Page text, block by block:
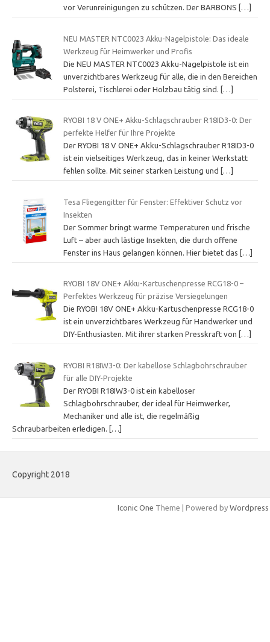
vor Verunreinigungen zu schützen. Der BARBONS
[…]
NEU MASTER NTC0023 Akku-Nagelpistole: Das ideale
Werkzeug für Heimwerker und Profis
Die NEU MASTER NTC0023 Akku-Nagelpistole ist ein
unverzichtbares Werkzeug für alle, die in den Bereichen
Polsterei, Tischlerei oder Holzbau tätig sind. […]
RYOBI 18 V ONE+ Akku-Schlagschrauber R18ID3-0: Der
perfekte Helfer für Ihre Projekte
Der RYOBI 18 V ONE+ Akku-Schlagschrauber R18ID3-0
ist ein vielseitiges Werkzeug, das in keiner Werkstatt
fehlen sollte. Mit seiner starken Leistung und
[…]
Tesa Fliegengitter für Fenster: Effektiver Schutz vor
Insekten
Der Sommer bringt warme Temperaturen und frische
Luft – aber auch lästige Insekten, die durch offene
Fenster ins Haus gelangen können. Hier bietet das […]
RYOBI 18V ONE+ Akku-Kartuschenpresse RCG18-0 –
Perfektes Werkzeug für präzise Versiegelungen
Die RYOBI 18V ONE+ Akku-Kartuschenpresse RCG18-0
ist ein unverzichtbares Werkzeug für Handwerker und
DIY-Enthusiasten. Mit ihrer starken Presskraft von
[…]
RYOBI R18IW3-0: Der kabellose Schlagbohrschrauber
für alle DIY-Projekte
Der RYOBI R18IW3-0 ist ein kabelloser
Schlagbohrschrauber, der ideal für Heimwerker,
Mechaniker und alle ist, die regelmäßig
Schraubarbeiten erledigen. […]
Copyright 2018
Iconic One Theme | Powered by Wordpress